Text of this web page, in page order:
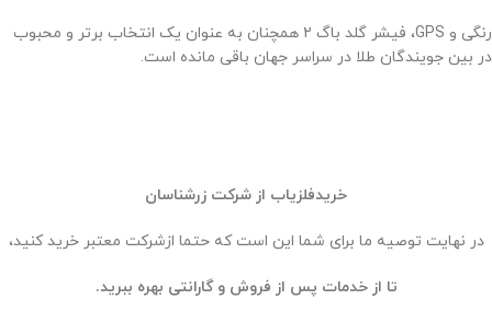
رنگی و GPS، فیشر گلد باگ ۲ همچنان به عنوان یک انتخاب برتر و محبوب
در بین جویندگان طلا در سراسر جهان باقی مانده است.
خریدفلزیاب از شرکت زرشناسان
در نهایت توصیه ما برای شما این است که حتما ازشرکت معتبر خرید کنید،
تا از خدمات پس از فروش و گارانتی بهره ببرید.